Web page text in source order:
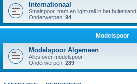
Internationaal
Smalspoor, tram en light-rail in het buitenland
Onderwerpen: 94
Modelspoor
Modelspoor Algemeen
Alles over modelspoor
Onderwerpen: 289